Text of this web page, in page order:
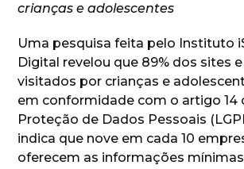
crianças e adolescentes
Uma pesquisa feita pelo Instituto
Digital revelou que 89% dos sites
visitados por crianças e
em conformidade com o artigo 14
Proteção de Dados Pessoais
indica que nove em cada 10
oferecem as informações